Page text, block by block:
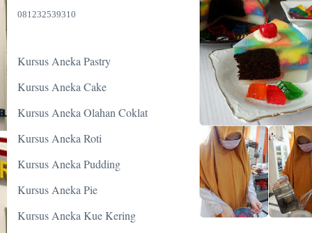
081232539310
Kursus Aneka Pastry
Kursus Aneka Cake
Kursus Aneka Olahan Coklat
Kursus Aneka Roti
Kursus Aneka Pudding
Kursus Aneka Pie
Kursus Aneka Kue Kering